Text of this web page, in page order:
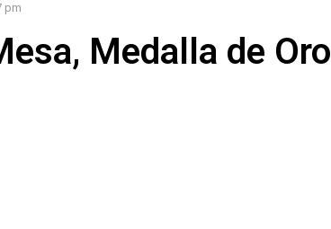
pm
Medalla de Oro